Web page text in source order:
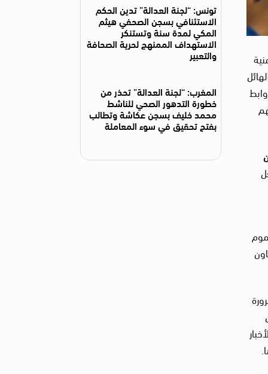
الأمنية
تونس: “لجنة العدالة” تدين الحكم
الاستئنافي بسجن الصحفي هيثم
المكي لمدة سنة وتستنكر
الاستهداف الممنهج لحرية الصحافة
والتعبير
المغرب: “لجنة العدالة” تحذر من
خطورة التدهور الصحي للناشط
محمد خليف بسجن عكاشة وتطالب
بفتح تحقيق في سوء المعاملة